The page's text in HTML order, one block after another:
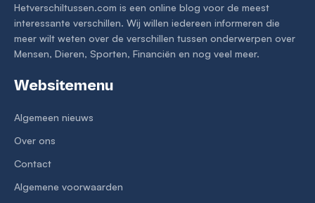
Hetverschiltussen.com is een online blog voor de meest
interessante verschillen. Wij willen iedereen informeren die
meer wilt weten over de verschillen tussen onderwerpen over
Mensen, Dieren, Sporten, Financiën en nog veel meer.
Websitemenu
Algemeen nieuws
Over ons
Contact
Algemene voorwaarden